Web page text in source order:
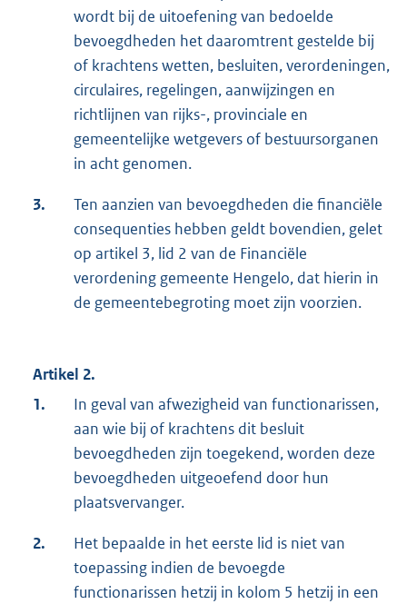
wordt bij de uitoefening van bedoelde
bevoegdheden het daaromtrent gestelde bij
of krachtens wetten, besluiten, verordeningen,
circulaires, regelingen, aanwijzingen en
richtlijnen van rijks-, provinciale en
gemeentelijke wetgevers of bestuursorganen
in acht genomen.
3.
Ten aanzien van bevoegdheden die financiële
consequenties hebben geldt bovendien, gelet
op artikel 3, lid 2 van de Financiële
verordening gemeente Hengelo, dat hierin in
de gemeentebegroting moet zijn voorzien.
Artikel 2.
1.
In geval van afwezigheid van functionarissen,
aan wie bij of krachtens dit besluit
bevoegdheden zijn toegekend, worden deze
bevoegdheden uitgeoefend door hun
plaatsvervanger.
2.
Het bepaalde in het eerste lid is niet van
toepassing indien de bevoegde
functionarissen hetzij in kolom 5 hetzij in een